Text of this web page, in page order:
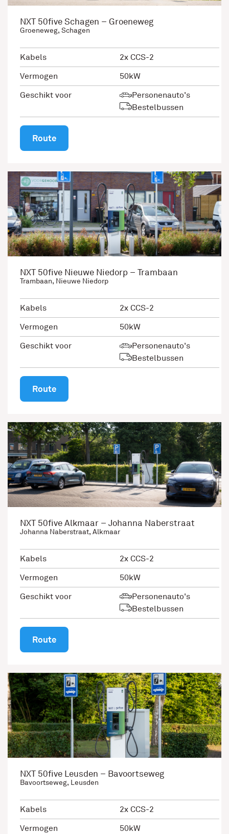
NXT 50five Schagen – Groeneweg
Groeneweg, Schagen
Kabels
2x CCS-2
Vermogen
50kW
Geschikt voor
Personenauto's
Bestelbussen
Route
NXT 50five Nieuwe Niedorp – Trambaan
Trambaan, Nieuwe Niedorp
Kabels
2x CCS-2
Vermogen
50kW
Geschikt voor
Personenauto's
Bestelbussen
Route
NXT 50five Alkmaar – Johanna Naberstraat
Johanna Naberstraat, Alkmaar
Kabels
2x CCS-2
Vermogen
50kW
Geschikt voor
Personenauto's
Bestelbussen
Route
NXT 50five Leusden – Bavoortseweg
Bavoortseweg, Leusden
Kabels
2x CCS-2
Vermogen
50kW